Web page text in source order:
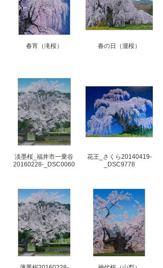
春宵（滝桜） 春の日（瀧桜）
淡墨桜_福井市一乗谷
20160228-_DSC0060
花王_さくら20140419-
_DSC9778